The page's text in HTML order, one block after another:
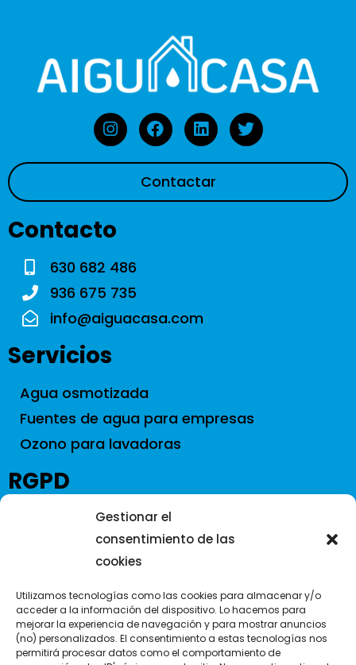
Gestionar el
consentimiento de las
cookies
Utilizamos tecnologías como las cookies para almacenar y/o
acceder a la información del dispositivo. Lo hacemos para
mejorar la experiencia de navegación y para mostrar anuncios
(no) personalizados. El consentimiento a estas tecnologías nos
permitirá procesar datos como el comportamiento de
Contactar
Contacto
630 682 486
936 675 735
info@aiguacasa.com
Servicios
Agua osmotizada
Fuentes de agua para empresas
Ozono para lavadoras
RGPD
Aviso Legal
Política de Cookies
Política de Privacidad
Política de Privacidad en RRSS
CIUDADES